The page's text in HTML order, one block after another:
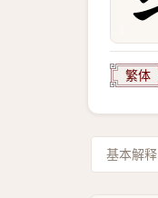
繁体
基本解释